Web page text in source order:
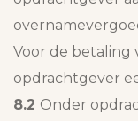
Voor de betaling
opdrachtgever
8.2 Onder